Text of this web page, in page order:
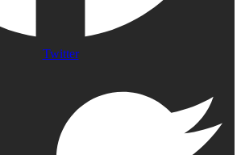
Twitter